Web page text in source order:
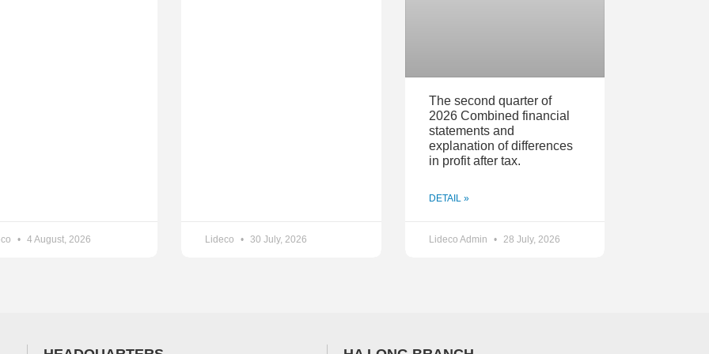
4 August, 2026 Lideco 30 July, 2026
The second quarter of
2026 Combined financial
statements and
explanation of differences
in profit after tax.
DETAIL »
Lideco Admin 28 July, 2026